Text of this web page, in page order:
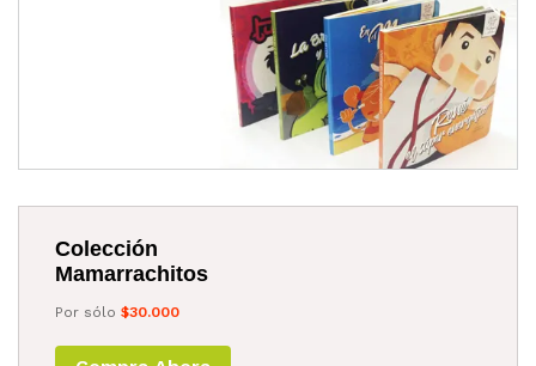
Colección
Mamarrachitos
Por sólo $30.000